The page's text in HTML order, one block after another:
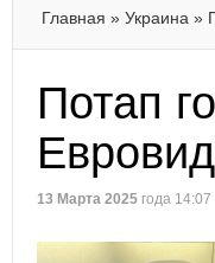
Главная » Украина »
Потап
13 Марта 2025 года 14:07